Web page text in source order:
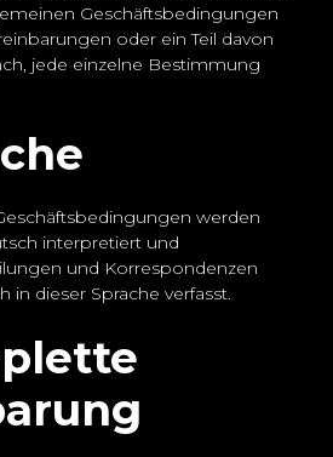
Geschäftsbedingungen
oder ein Teil davon
jede einzelne Bestimmung
werden
interpretiert und
und Korrespondenzen
in dieser Sprache verfasst.